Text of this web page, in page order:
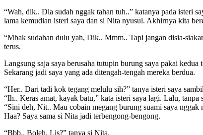
“Wah, dik.. Dia sudah nggak tahan tuh..” katanya pada isteri
lama kemudian isteri saya dan si Nita nyusul. Akhirnya kita
“Mbak sudahan dulu yah, Dik.. Mmm.. Tapi jangan disia-
terus.
Langsung saja saya berusaha tutupin burung saya pakai
Sekarang jadi saya yang ada ditengah-tengah mereka berdua.
“Her.. Dari tadi kok tegang melulu sih?” tanya isteri saya
“Ih.. Keras amat, kayak batu,” kata isteri saya lagi. Lalu,
“Sini deh, Nit.. Mau cobain megang burung suami saya nggak
Haa? Saya sama si Nita jadi terbengong-bengong.
“Bbb.. Boleh, Lis?” tanya si Nita.